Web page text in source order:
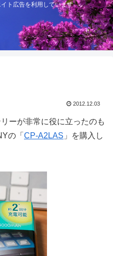
ト広告を利用しています
2012.12.03
ーが非常に役に立ったのも
の「 CP-A2LAS 」を購入し